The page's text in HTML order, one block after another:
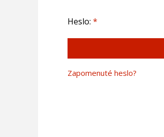
Heslo: *
Zapomenuté heslo?